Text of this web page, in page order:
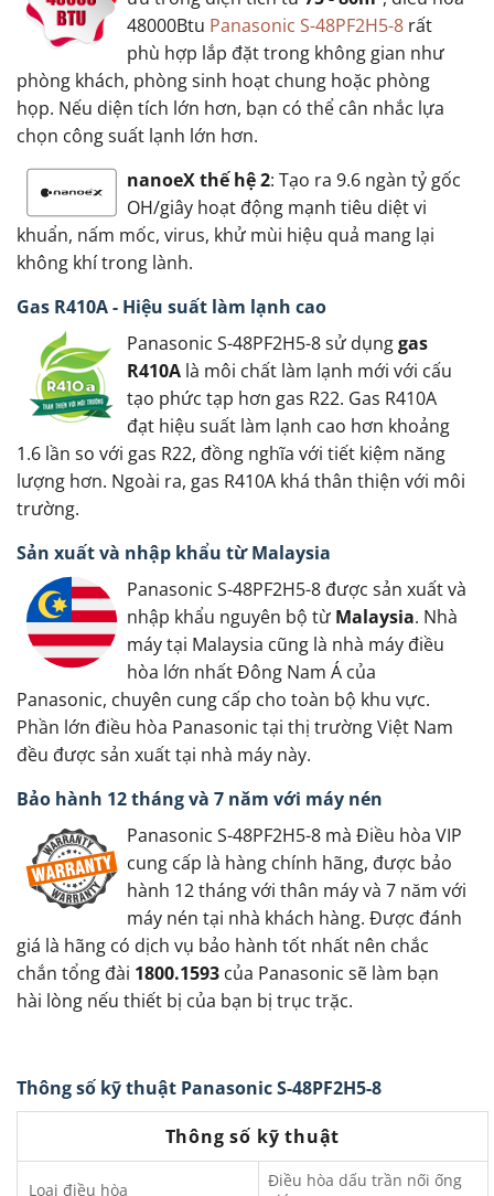
48000Btu Panasonic S-48PF2H5-8 rất
phù hợp lắp đặt trong không gian như
phòng khách, phòng sinh hoạt chung hoặc phòng
họp. Nếu diện tích lớn hơn, bạn có thể cân nhắc lựa
chọn công suất lạnh lớn hơn.
nanoeX thế hệ 2: Tạo ra 9.6 ngàn tỷ gốc
OH/giây hoạt động mạnh tiêu diệt vi
khuẩn, nấm mốc, virus, khử mùi hiệu quả mang lại
không khí trong lành.
Gas R410A - Hiệu suất làm lạnh cao
Panasonic S-48PF2H5-8 sử dụnggas
R410A là môi chất làm lạnh mới với cấu
tạo phức tạp hơn gas R22. Gas R410A
đạt hiệu suất làm lạnh cao hơn khoảng
1.6 lần so với gas R22, đồng nghĩa với tiết kiệm năng
lượng hơn. Ngoài ra, gas R410A khá thân thiện với môi
trường.
Sản xuất và nhập khẩu từ Malaysia
Panasonic S-48PF2H5-8 được sản xuất và
nhập khẩu nguyên bộ từ Malaysia. Nhà
máy tại Malaysia cũng là nhà máy điều
hòa lớn nhất Đông Nam Á của
Panasonic, chuyên cung cấp cho toàn bộ khu vực.
Phần lớn điều hòa Panasonic tại thị trường Việt Nam
đều được sản xuất tại nhà máy này.
Bảo hành 12 tháng và 7 năm với máy nén
Panasonic S-48PF2H5-8 mà Điều hòa VIP
cung cấp là hàng chính hãng, được bảo
hành 12 tháng với thân máy và 7 năm với
máy nén tại nhà khách hàng. Được đánh
giá là hãng có dịch vụ bảo hành tốt nhất nên chắc
chắn tổng đài 1800.1593 của Panasonic sẽ làm bạn
hài lòng nếu thiết bị của bạn bị trục trặc.
Thông số kỹ thuật Panasonic S-48PF2H5-8
Thông số kỹ thuật
Loại điều hòa
Điều hòa dấu trần nối ống